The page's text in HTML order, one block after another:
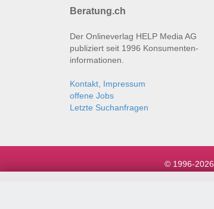
Beratung.ch
Der Onlineverlag HELP Media AG
publiziert seit 1996 Konsumenten­
informationen.
Kontakt, Impressum
offene Jobs
Letzte Suchanfragen
© 1996-2026